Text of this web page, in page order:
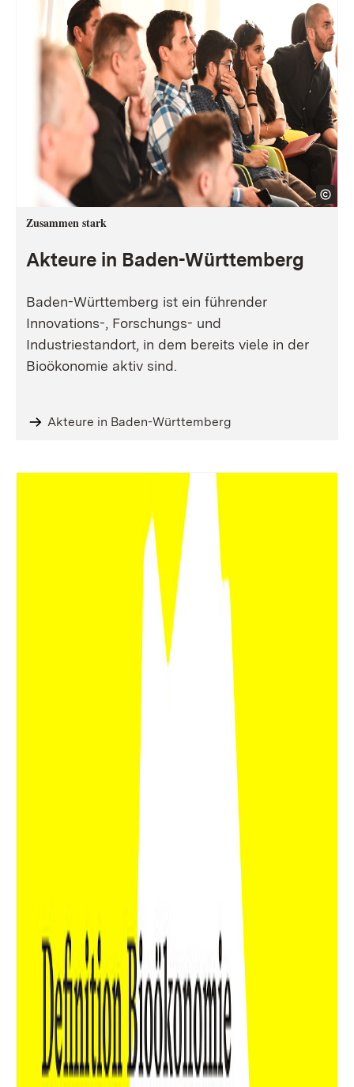
Zusammen stark
Akteure in Baden-Württemberg
Baden-Württemberg ist ein führender
Innovations-, Forschungs- und
Industriestandort, in dem bereits viele in der
Bioökonomie aktiv sind.
Akteure in Baden-Württemberg